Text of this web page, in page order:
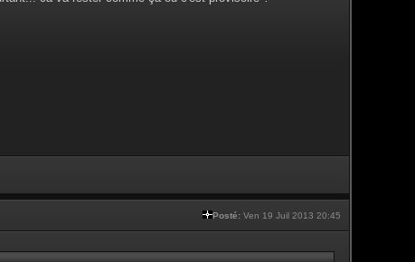
Posté: Ven 19 Juil 2013 20:45